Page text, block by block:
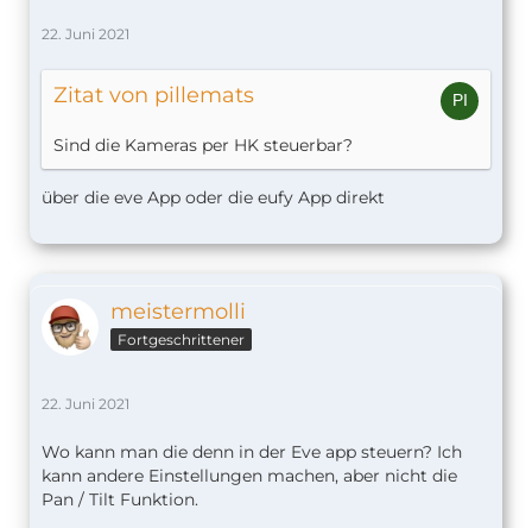
22. Juni 2021
Zitat von pillemats
Sind die Kameras per HK steuerbar?
über die eve App oder die eufy App direkt
meistermolli
Fortgeschrittener
22. Juni 2021
Wo kann man die denn in der Eve app steuern? Ich
kann andere Einstellungen machen, aber nicht die
Pan / Tilt Funktion.